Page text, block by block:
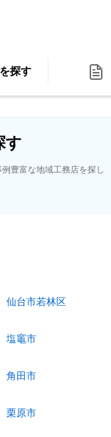
を探す
す
豊富な地域工務店を探し
仙台市若林区
塩竈市
角田市
栗原市